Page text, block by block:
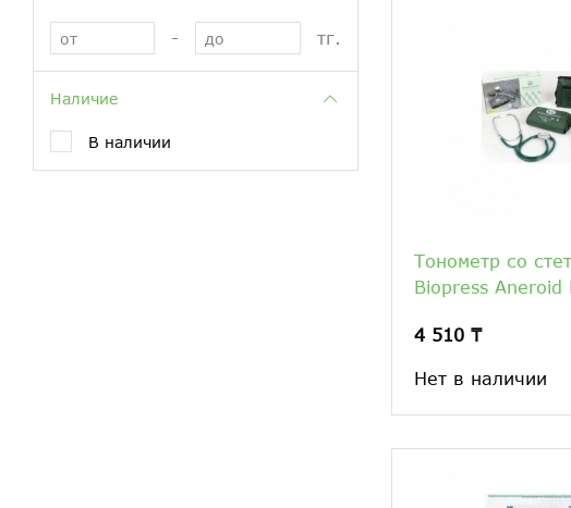
- тг.
Наличие
В наличии
Тонометр со
Biopress Aneroid
4 510 ₸
Нет в наличии